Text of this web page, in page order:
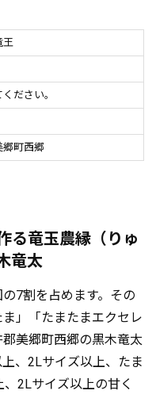
王
ださい。
郷町西郷
る竜玉農縁（りゅ
竜太
7割を占めます。その
」「たまたまエクセレ
美郷町西郷の黒木竜太
、2Lサイズ以上、たま
2Lサイズ以上の甘く